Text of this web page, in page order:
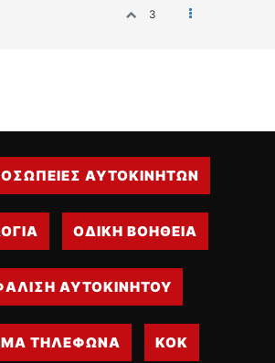
3
ΑΥΤΟΚΙΝΗΤΩΝ
ΟΔΙΚΗ ΒΟΗΘΕΙΑ
ΑΥΤΟΚΙΝΗΤΟΥ
ΤΗΛΕΦΩΝΑ ΚΟΚ